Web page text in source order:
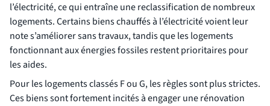
l’électricité, ce qui entraîne une reclassification de nombreux
logements. Certains biens chauffés à l’électricité voient leur
note s’améliorer sans travaux, tandis que les logements
fonctionnant aux énergies fossiles restent prioritaires pour
les aides.
Pour les logements classés F ou G, les règles sont plus strictes.
Ces biens sont fortement incités à engager une rénovation